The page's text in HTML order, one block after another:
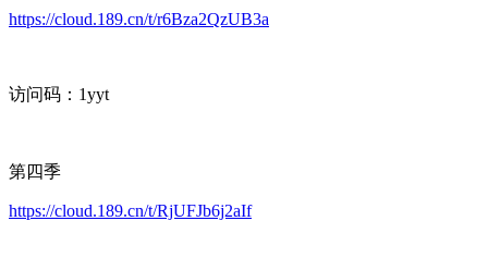
https://cloud.189.cn/t/r6Bza2QzUB3a
访问码：1yyt
第四季
https://cloud.189.cn/t/RjUFJb6j2aIf